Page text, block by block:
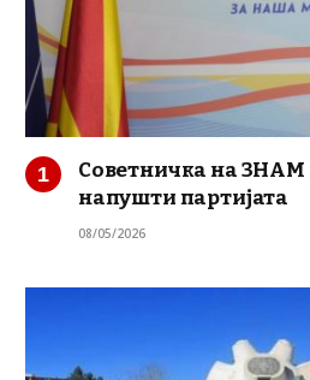
Советничка на ЗНАМ
напушти партијата
08/05/2026